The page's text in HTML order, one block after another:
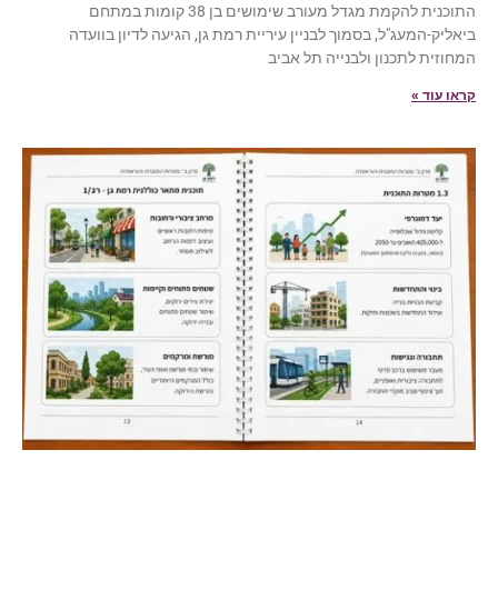
התוכנית להקמת מגדל מעורב שימושים בן 38 קומות במתחם
ביאליק-המעג"ל, בסמוך לבניין עיריית רמת גן, הגיעה לדיון בוועדה
המחוזית לתכנון ולבנייה תל אביב
קראו עוד »